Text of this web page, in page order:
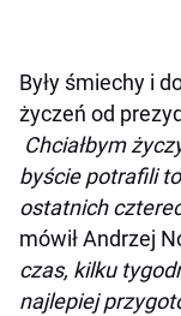
Były śmiechy i
życzeń od
Chciałbym
byście potrafili
ostatnich
mówił Andrzej
czas, kilku
najlepiej